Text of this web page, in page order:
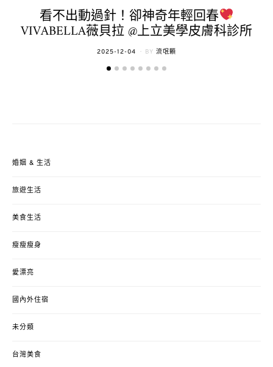
看不出動過針！卻神奇年輕回春
VIVABELLA薇貝拉 @上立美學皮膚科診所
POSTED
2025-12-04 BY 流氓顆
婚姻 & 生活
旅遊生活
美食生活
瘦瘦瘦身
愛漂亮
國內外住宿
未分類
台灣美食